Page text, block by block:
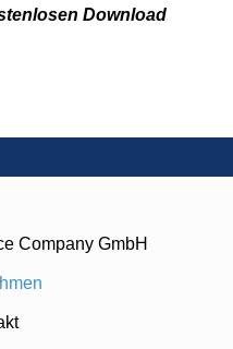
Download
Company GmbH